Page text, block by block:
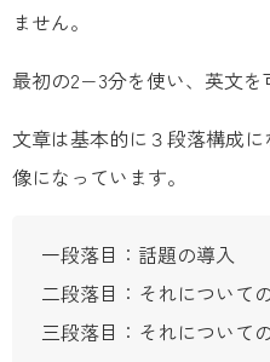
ません。
最初の2−3分を使い、英文を
文章は基本的に３段落構成
像になっています。
一段落目：話題の導入
二段落目：それについて
三段落目：それについて